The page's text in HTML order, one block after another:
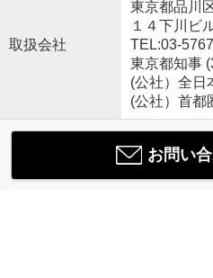
取扱会社
東京都品川
１４下川ビ
TEL:03-
東京都知事
(公社）全日
(公社）首都
お問い